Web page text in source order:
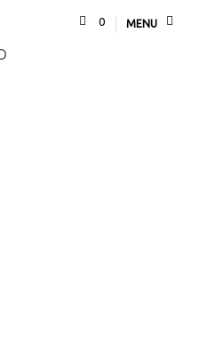
0 MENU